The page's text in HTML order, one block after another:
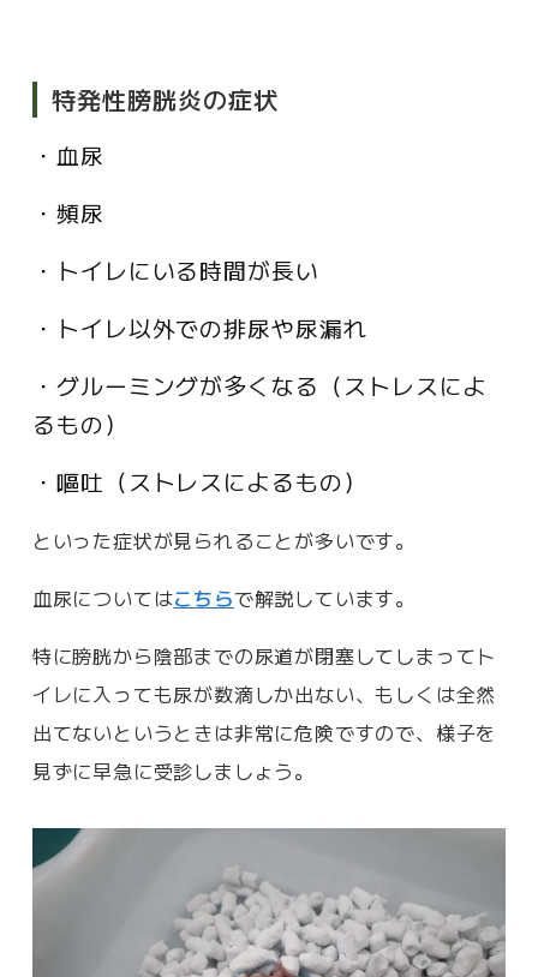
特発性膀胱炎の症状
・血尿
・頻尿
・トイレにいる時間が長い
・トイレ以外での排尿や尿漏れ
・グルーミングが多くなる（ストレスによ
るもの）
・嘔吐（ストレスによるもの）
といった症状が見られることが多いです。
血尿についてはこちらで解説しています。
特に膀胱から陰部までの尿道が閉塞してしまってト
イレに入っても尿が数滴しか出ない、もしくは全然
出てないというときは非常に危険ですので、様子を
見ずに早急に受診しましょう。